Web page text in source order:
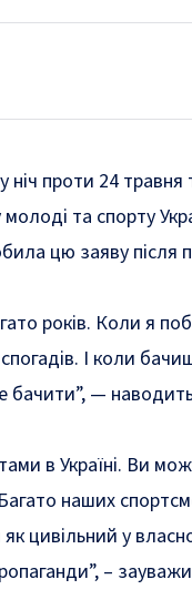
проти 24 травня
та спорту
цю заяву після
років. Коли я
І коли
бачити”, —
в Україні. Ви
наших
цивільний у
–